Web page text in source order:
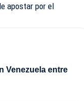
apostar por el
Venezuela entre